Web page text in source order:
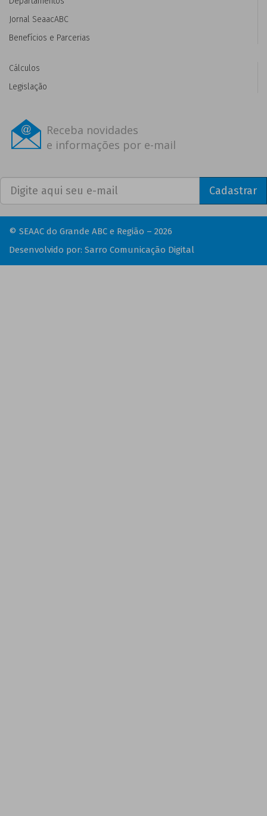
Jornal SeaacABC
Benefícios e Parcerias
Cálculos
Legislação
Receba novidades
e informações por e-mail
Cadastrar
© SEAAC do Grande ABC e Região – 2026
Desenvolvido por: Sarro Comunicação Digital